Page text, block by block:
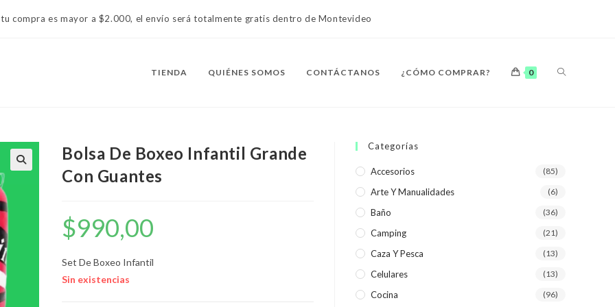
compra es mayor a $2.000, el envío será totalmente gratis dentro de Montevideo
TIENDA QUIÉNES SOMOS CONTÁCTANOS ¿CÓMO COMPRAR? 0 ALTERNAR
DE
LA
Bolsa De Boxeo Infantil Grande
Con Guantes
$990,00
Set De Boxeo Infantil
Sin existencias
Categorías
Accesorios (85)
Arte Y Manualidades (6)
Baño (36)
Camping (21)
Caza Y Pesca (13)
Celulares (13)
Cocina (96)